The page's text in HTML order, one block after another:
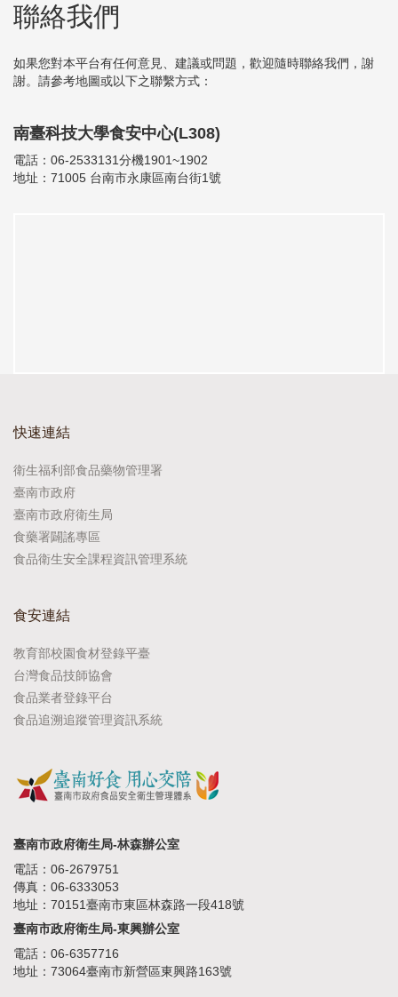
聯絡我們
如果您對本平台有任何意見、建議或問題，歡迎隨時聯絡我們，謝
謝。請參考地圖或以下之聯繫方式：
南臺科技大學食安中心(L308)
電話：06-2533131分機1901~1902
地址：71005 台南市永康區南台街1號
快速連結
衛生福利部食品藥物管理署
臺南市政府
臺南市政府衛生局
食藥署闢謠專區
食品衛生安全課程資訊管理系統
食安連結
教育部校園食材登錄平臺
台灣食品技師協會
食品業者登錄平台
食品追溯追蹤管理資訊系統
臺南市政府衛生局-林森辦公室
電話：06-2679751
傳真：06-6333053
地址：70151臺南市東區林森路一段418號
臺南市政府衛生局-東興辦公室
電話：06-6357716
地址：73064臺南市新營區東興路163號